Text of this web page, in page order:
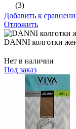
(3)
Добавить к
Отложить
DANNI колготки
Нет в наличии
Под заказ